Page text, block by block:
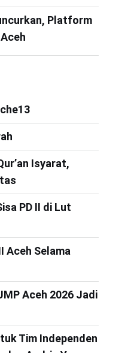
Platform
Isyarat,
PD II di Lut
Aceh Selama
Aceh 2026 Jadi
Tim Independen